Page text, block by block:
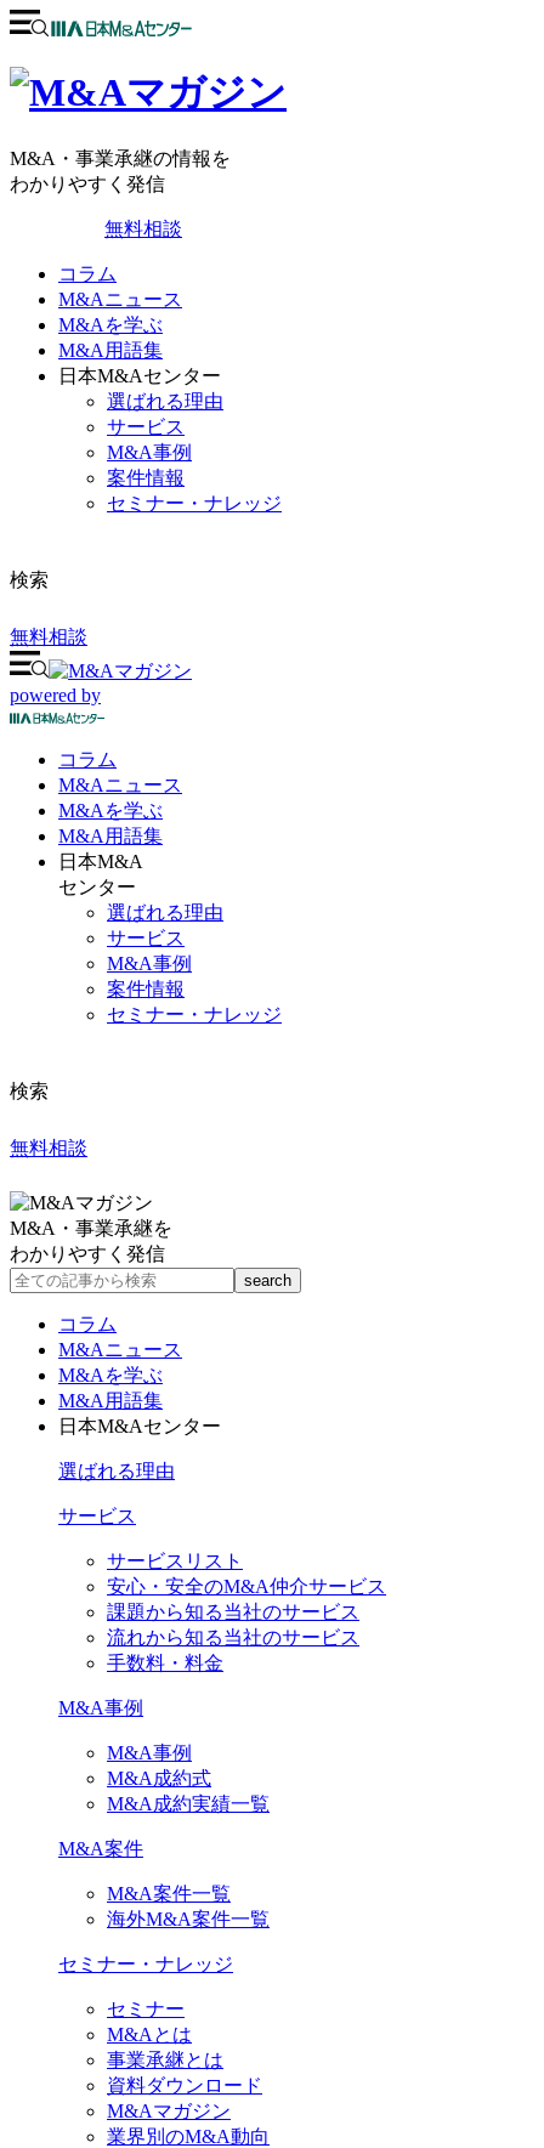
M&A・事業承継の情報を
わかりやすく発信
無料相談
コラム
M&Aニュース
M&Aを学ぶ
M&A用語集
日本M&Aセンター
選ばれる理由
サービス
M&A事例
案件情報
セミナー・ナレッジ
検索
無料相談
powered by
コラム
M&Aニュース
M&Aを学ぶ
M&A 用語集
日本M&A
センター
選ばれる理由
サービス
M&A事例
案件情報
セミナー・ナレッジ
検索
無料相談
M&A・事業承継を
わかりやすく発信
コラム
M&Aニュース
M&Aを学ぶ
M&A用語集
日本M&Aセンター
選ばれる理由
サービス
サービスリスト
安心・安全のM&A仲介サービス
課題から知る当社のサービス
流れから知る当社のサービス
手数料・料金
M&A事例
M&A事例
M&A成約式
M&A成約実績一覧
M&A案件
M&A案件一覧
海外M&A案件一覧
セミナー・ナレッジ
セミナー
M&Aとは
事業承継とは
資料ダウンロード
M&Aマガジン
業界別のM&A動向